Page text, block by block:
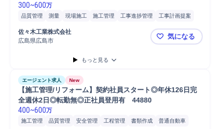
300~600万
品質管理 測量 現場施工 施工管理 工事進捗管理
工事計画提案
工事計画作成
工事計画管理
佐々木工業株式会社
広島県広島市
現場施工管
気になる
もっと見る
エージェント求人 New
【施工管理/リフォーム】契約社員スタート◎年休126日完
全週休2日◎転勤無◎正社員登用有　44880
400~600万
施工管理 品質管理 安全管理 工程管理 書類作成
普通自動車